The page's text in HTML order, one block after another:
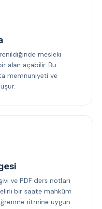
mesleki
alan açabilir. Bu
memnuniyeti ve
ve PDF ders notları
bir saate mahkûm
ritmine uygun